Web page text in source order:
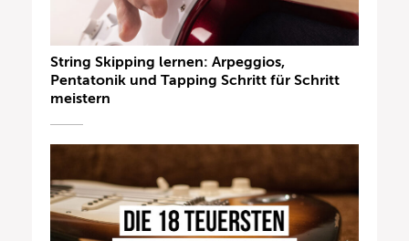
String Skipping lernen: Arpeggios,
Pentatonik und Tapping Schritt für Schritt
meistern